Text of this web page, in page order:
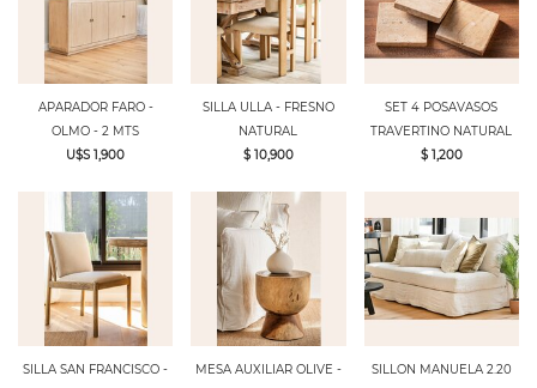
APARADOR FARO -
OLMO - 2 MTS
U$S 1,900
SILLA ULLA - FRESNO
NATURAL
$ 10,900
SET 4 POSAVASOS
TRAVERTINO NATURAL
$ 1,200
SILLA SAN FRANCISCO -
MESA AUXILIAR OLIVE -
SILLON MANUELA 2.20